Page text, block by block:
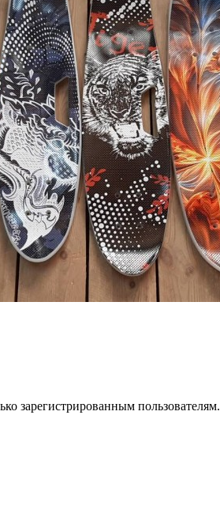
зарегистрированным пользователям.